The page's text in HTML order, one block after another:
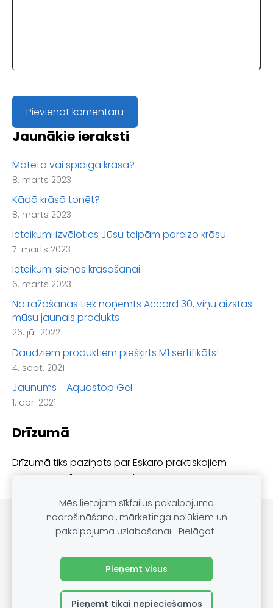
Jaunākie ieraksti
Matēta vai spīdīga krāsa?
8. marts 2023
Kādā krāsā tonēt?
8. marts 2023
Ieteikumi izvēloties Jūsu telpām pareizo krāsu.
7. marts 2023
Ieteikumi sienas krāsošanai.
6. marts 2023
No ražošanas tiek noņemts Accord 30, viņu aizstās
mūsu jaunais produkts
26. jūl. 2022
Daudziem produktiem piešķirts M1 sertifikāts!
4. sept. 2021
Jaunums - Aquastop Gel
1. apr. 2021
Drīzumā
Drīzumā tiks paziņots par Eskaro praktiskajiem
semināriem "Eskaro atbild"
PRODUKTU KATALOGS SĪKDATNES
Blogs
Mēs lietojam sīkfailus pakalpojuma
nodrošināšanai, mārketinga nolūkiem un
pakalpojuma uzlabošanai. Pielāgot
Pieņemt visus
Pieņemt tikai nepieciešamos